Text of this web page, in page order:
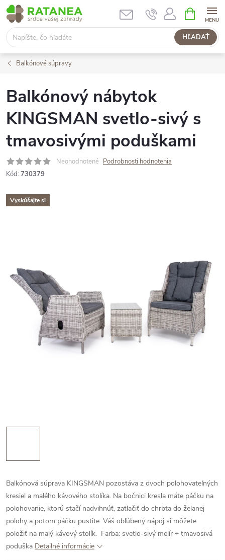
Prejsť
na
obsah
HĽADAŤ
KOŠÍK
Balkónové súpravy
Balkónový nábytok
KINGSMAN svetlo-sivý s
tmavosivými poduškami
Neohodnotené Podrobnosti hodnotenia
Kód: 730379
Vyskúšajte si
Balkónová súprava KINGSMAN pozostáva z dvoch polohovateľných
kresiel a malého kávového stolíka. Na bočnici kresla máte páčku na
polohovanie, ktorú stačí nadvihnúť, zatlačiť do chrbta do želanej
polohy a potom páčku pustite. Váš obľúbený nápoj si môžete
položiť na malý kávový stolík. Farba: svetlo-sivý melír + tmavosivá
poduška Detailné informácie